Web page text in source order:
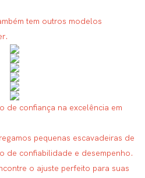
tem outros modelos
de confiança na excelência em
pequenas escavadeiras de
de confiabilidade e desempenho.
o ajuste perfeito para suas